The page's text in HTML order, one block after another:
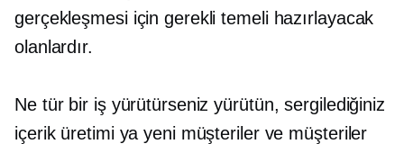
gerçekleşmesi için gerekli temeli hazırlayacak
olanlardır.
Ne tür bir iş yürütürseniz yürütün, sergilediğiniz
içerik üretimi ya yeni müşteriler ve müşteriler